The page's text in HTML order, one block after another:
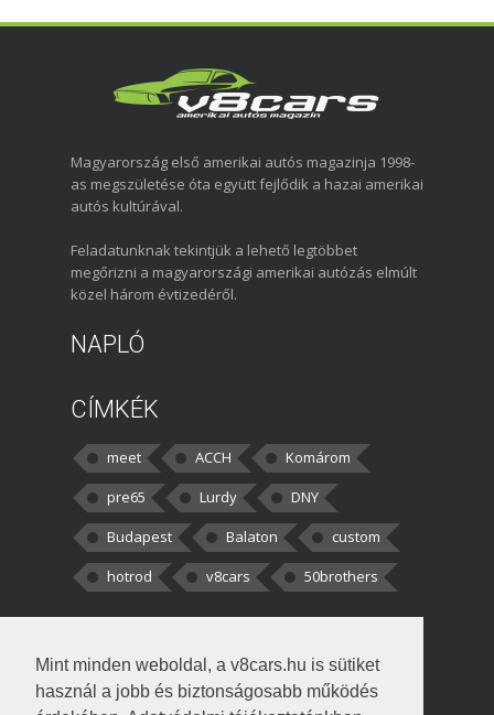
Mint minden weboldal, a v8cars.hu is sütiket
használ a jobb és biztonságosabb működés
Magyarország első amerikai autós magazinja 1998-
as megszületése óta együtt fejlődik a hazai amerikai
autós kultúrával.
Feladatunknak tekintjük a lehető legtöbbet
megőrizni a magyarországi amerikai autózás elmúlt
közel három évtizedéről.
NAPLÓ
CÍMKÉK
meet ACCH
Komárom
pre65
Lurdy
DNY
Budapest
Balaton
custom
hotrod
v8cars 50brothers
kortisz:Elszúrtam! Én csak két
darabbaal számoltam. Nem tudtam, hogy fél autót,